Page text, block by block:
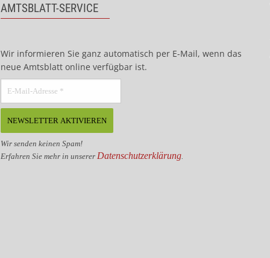
AMTSBLATT-SERVICE
Wir informieren Sie ganz automatisch per E-Mail, wenn das
neue Amtsblatt online verfügbar ist.
Wir senden keinen Spam!
Erfahren Sie mehr in unserer Datenschutzerklärung